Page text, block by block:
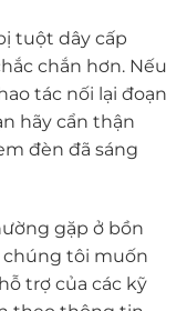
tuột dây cấp
chắn hơn. Nếu
tác nối lại đoạn
hãy cẩn thận
đèn đã sáng
gặp ở bồn
chúng tôi muốn
trợ của các kỹ